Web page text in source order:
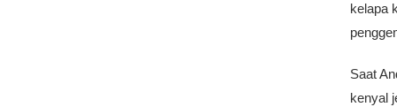
kelapa
Saat
kenyal